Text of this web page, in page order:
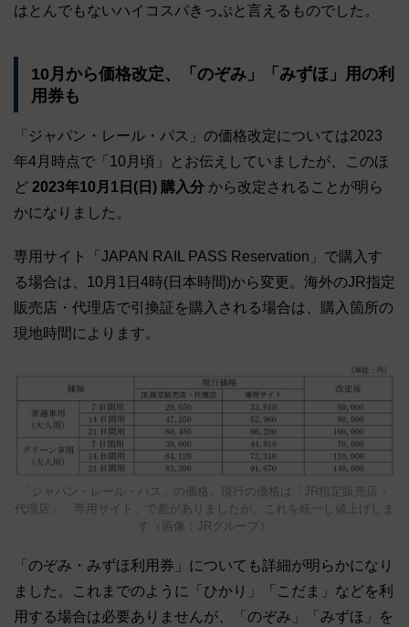
はとんでもないハイコスパきっぷと言えるものでした。
10月から価格改定、「のぞみ」「みずほ」用の利
用券も
「ジャパン・レール・パス」の価格改定については2023
年4月時点で「10月頃」とお伝えしていましたが、このほ
ど 2023年10月1日(日) 購入分 から改定されることが明ら
かになりました。
専用サイト「JAPAN RAIL PASS Reservation」で購入す
る場合は、10月1日4時(日本時間)から変更。海外のJR指定
販売店・代理店で引換証を購入される場合は、購入箇所の
現地時間によります。
「ジャパン・レール・パス」の価格。現行の価格は「JR指定販売店・
代理店」「専用サイト」で差がありましたが、これを統一し値上げしま
す（画像：JRグループ）
「のぞみ・みずほ利用券」についても詳細が明らかになり
ました。これまでのように「ひかり」「こだま」などを利
用する場合は必要ありませんが、「のぞみ」「みずほ」を